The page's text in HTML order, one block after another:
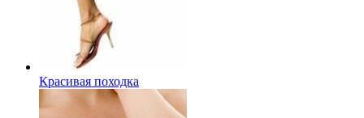
Красивая походка